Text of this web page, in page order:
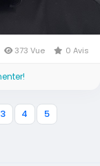
373 Vue 0 Avis
3 4
5